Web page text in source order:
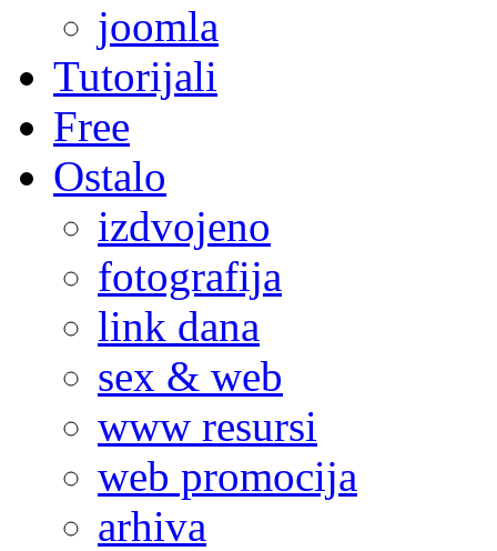
joomla
Tutorijali
Free
Ostalo
izdvojeno
fotografija
link dana
sex & web
www resursi
web promocija
arhiva